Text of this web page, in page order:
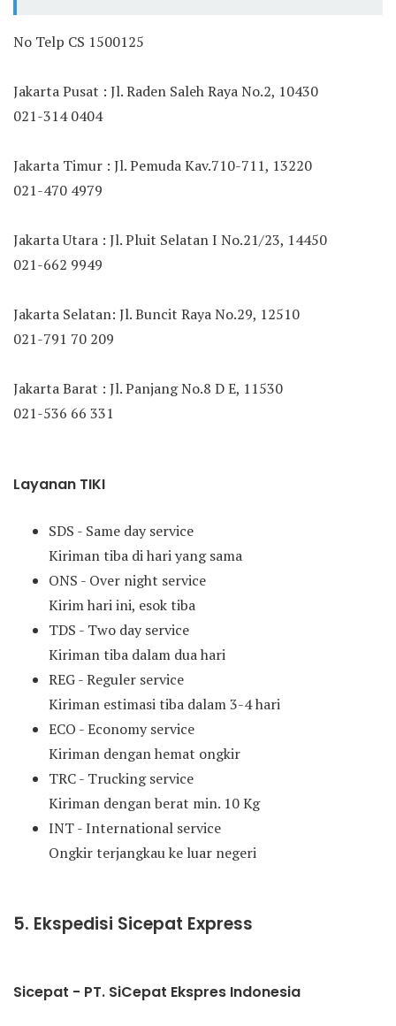
No Telp CS 1500125
Jakarta Pusat : Jl. Raden Saleh Raya No.2, 10430
021-314 0404
Jakarta Timur : Jl. Pemuda Kav.710-711, 13220
021-470 4979
Jakarta Utara : Jl. Pluit Selatan I No.21/23, 14450
021-662 9949
Jakarta Selatan: Jl. Buncit Raya No.29, 12510
021-791 70 209
Jakarta Barat : Jl. Panjang No.8 D E, 11530
021-536 66 331
Layanan TIKI
SDS - Same day service
Kiriman tiba di hari yang sama
ONS - Over night service
Kirim hari ini, esok tiba
TDS - Two day service
Kiriman tiba dalam dua hari
REG - Reguler service
Kiriman estimasi tiba dalam 3-4 hari
ECO - Economy service
Kiriman dengan hemat ongkir
TRC - Trucking service
Kiriman dengan berat min. 10 Kg
INT - International service
Ongkir terjangkau ke luar negeri
5. Ekspedisi Sicepat Express
Sicepat - PT. SiCepat Ekspres Indonesia